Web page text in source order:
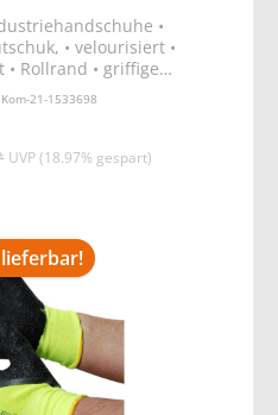
•
• velourisiert •
Rollrand • griffige
Nitril-Grün • EN388
Flüssigkeits- und
Kom-21-1533698
UVP (18.97% gespart)